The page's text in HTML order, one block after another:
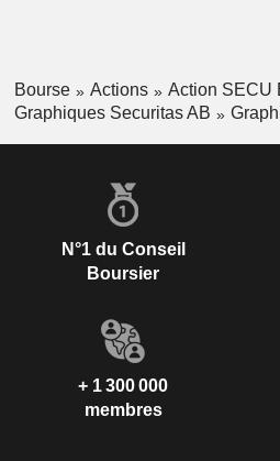
Bourse Actions
Action SECU
Graphiques Securitas AB
N°1 du Conseil
Boursier
+ 1 300 000
membres